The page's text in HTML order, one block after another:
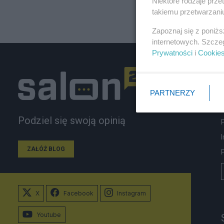
Podziel się swoją opinią
ZAŁÓŻ BLOG
X Facebook Instagram
Youtube
takiemu
Zapoznaj się z
internetowych.
Prywatności i Cookies
PARTNERZY